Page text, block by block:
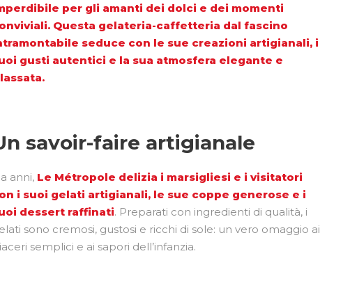
per gli amanti dei dolci e dei momenti
Questa gelateria-caffetteria dal fascino
seduce con le sue creazioni artigianali, i
gusti autentici e la sua atmosfera elegante e
savoir-faire artigianale
anni, Le Métropole delizia i marsigliesi e i visitatori
i suoi gelati artigianali, le sue coppe generose e i
dessert raffinati. Preparati con ingredienti di qualità, i
sono cremosi, gustosi e ricchi di sole: un vero omaggio ai
semplici e ai sapori dell’infanzia.